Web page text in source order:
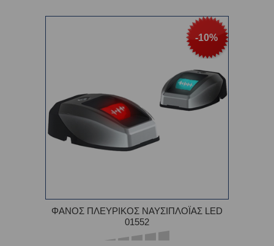
-10%
ΦΑΝΟΣ ΠΛΕΥΡΙΚΟΣ ΝΑΥΣΙΠΛΟΪΑΣ LED
01552